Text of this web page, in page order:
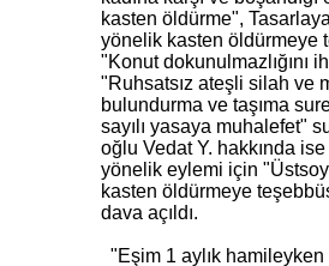
kasten öldürme",
yönelik kasten öldürmeye
"Konut dokunulmazlığını
"Ruhsatsız ateşli silah ve
bulundurma ve taşıma
sayılı yasaya muhalefet"
oğlu Vedat Y. hakkında ise
yönelik eylemi için
kasten öldürmeye
dava açıldı.
"Eşim 1 aylık